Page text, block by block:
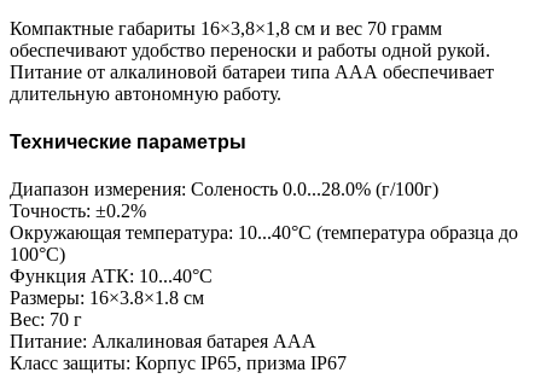
Компактные габариты 16×3,8×1,8 см и вес 70 грамм
обеспечивают удобство переноски и работы одной рукой.
Питание от алкалиновой батареи типа ААА обеспечивает
длительную автономную работу.
Технические параметры
Диапазон измерения: Соленость 0.0...28.0% (г/100г)
Точность: ±0.2%
Окружающая температура: 10...40°C (температура образца до
100°C)
Функция АТК: 10...40°C
Размеры: 16×3.8×1.8 см
Вес: 70 г
Питание: Алкалиновая батарея ААА
Класс защиты: Корпус IP65, призма IP67